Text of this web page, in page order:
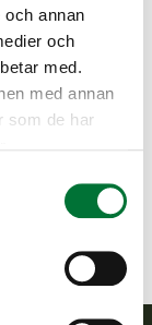
annan
och
med.
med annan
som de har
ämne att
Vid
den.